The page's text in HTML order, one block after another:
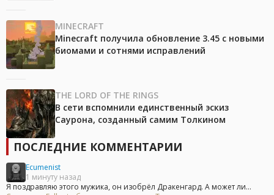
MINECRAFT
Minecraft получила обновление 3.45 с новыми
биомами и сотнями исправлений
THE LORD OF THE RINGS
В сети вспомнили единственный эскиз
Саурона, созданный самим Толкином
ПОСЛЕДНИЕ КОММЕНТАРИИ
Ecumenist
1 минуту назад
Я поздравляю этого мужика, он изобрёл Дракенгард. А может ли...